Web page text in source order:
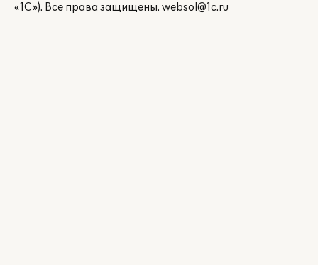
«1С»). Все права защищены. websol@1c.ru